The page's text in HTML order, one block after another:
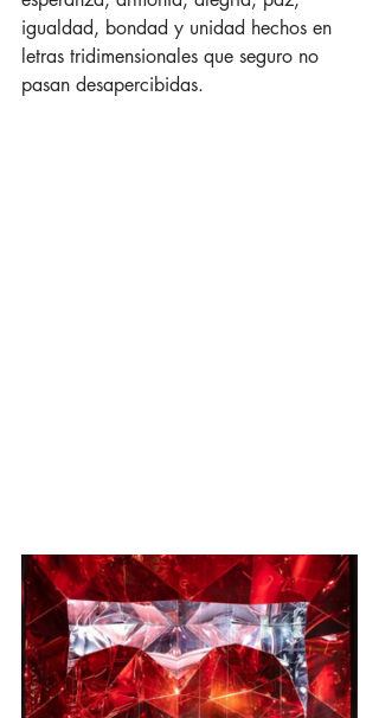
igualdad, bondad y unidad hechos en
letras tridimensionales que seguro no
pasan desapercibidas.